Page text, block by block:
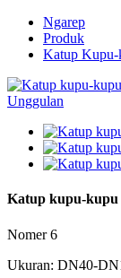
Ngarep
Produk
Katup Kupu-
Katup kupu-kupu
Nomer 6
Ukuran: DN40-